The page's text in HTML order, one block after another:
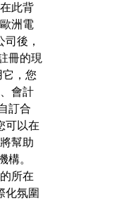
此背
洲電
後，
冊的現
，您
會計
訂合
可以在
幫助
構。
所在
化氛圍